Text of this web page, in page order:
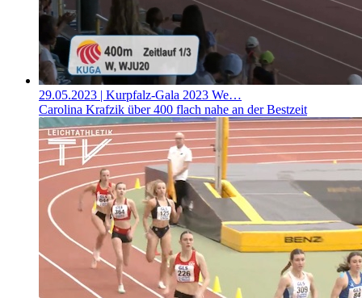
29.05.2023 | Kurpfalz-Gala 2023 We…
Carolina Krafzik über 400 flach nahe an der Bestzeit